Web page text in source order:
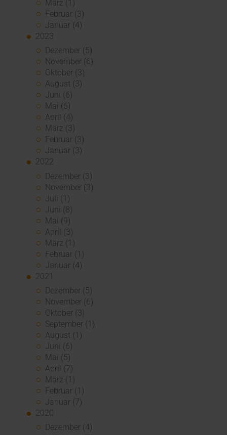
März (1)
Februar (3)
Januar (4)
2023
Dezember (5)
November (6)
Oktober (3)
August (3)
Juni (6)
Mai (6)
April (4)
März (3)
Februar (3)
Januar (3)
2022
Dezember (3)
November (3)
Juli (1)
Juni (8)
Mai (9)
April (3)
März (1)
Februar (1)
Januar (4)
2021
Dezember (5)
November (6)
Oktober (3)
September (1)
August (1)
Juni (6)
Mai (5)
April (7)
März (1)
Februar (1)
Januar (7)
2020
Dezember (4)